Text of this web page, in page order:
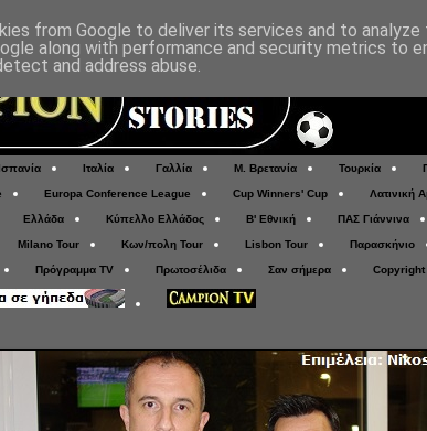
Ιταλία Γαλλία Μ. Βρετανία Τουρκία
Europa Conference League Cup Winners' Cup Λατινική
Ελλάδα Κύπελλο Ελλάδος Β' Εθνική ΠΑΣ Γιάννινα
Milano Tour Κων/πολη Tour Lisbon Tour Παρασκήνιο
Πρόγραμμα TV Πρωτοσέλιδα Σαν σήμερα Copyright
from Google to deliver its services and to analyze
along with performance and security metrics to
and address abuse.